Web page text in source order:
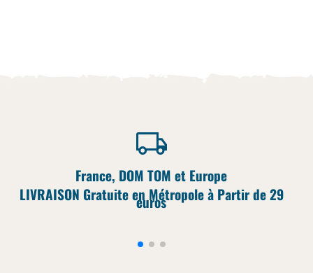
France, DOM TOM et Europe
LIVRAISON Gratuite en Métropole à Partir de 29
euros